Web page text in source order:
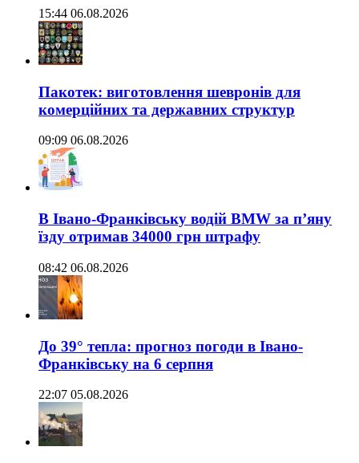
15:44 06.08.2026
Пакотек: виготовлення шевронів для
комерційних та державних структур
09:09 06.08.2026
В Івано-Франківську водій BMW за п’яну
їзду отримав 34000 грн штрафу
08:42 06.08.2026
До 39° тепла: прогноз погоди в Івано-
Франківську на 6 серпня
22:07 05.08.2026